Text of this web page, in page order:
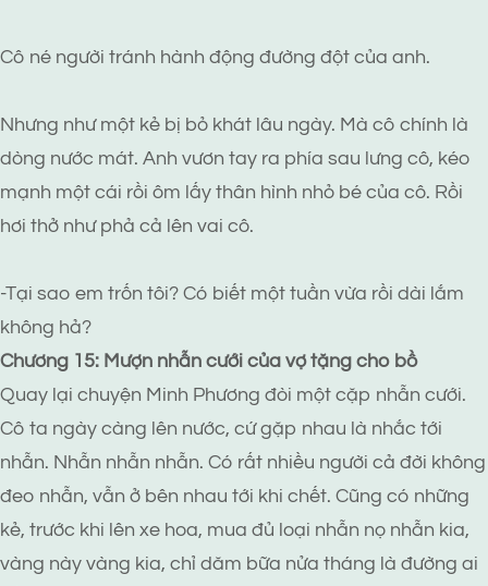
Cô né người tránh hành động đường đột của anh.
Nhưng như một kẻ bị bỏ khát lâu ngày. Mà cô chính là
dòng nước mát. Anh vươn tay ra phía sau lưng cô, kéo
mạnh một cái rồi ôm lấy thân hình nhỏ bé của cô. Rồi
hơi thở như phả cả lên vai cô.
-Tại sao em trốn tôi? Có biết một tuần vừa rồi dài lắm
không hả?
Chương 15: Mượn nhẫn cưới của vợ tặng cho bồ
Quay lại chuyện Minh Phương đòi một cặp nhẫn cưới.
Cô ta ngày càng lên nước, cứ gặp nhau là nhắc tới
nhẫn. Nhẫn nhẫn nhẫn. Có rất nhiều người cả đời không
đeo nhẫn, vẫn ở bên nhau tới khi chết. Cũng có những
kẻ, trước khi lên xe hoa, mua đủ loại nhẫn nọ nhẫn kia,
vàng này vàng kia, chỉ dăm bữa nửa tháng là đường ai